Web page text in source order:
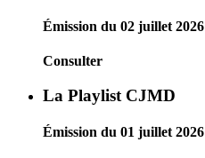
Émission du 02 juillet 2026
Consulter
La Playlist CJMD
Émission du 01 juillet 2026